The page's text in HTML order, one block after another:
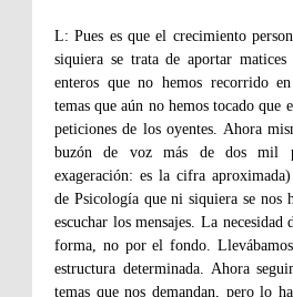
L: Pues es que el crecimiento
siquiera se trata de aportar
enteros que no hemos recorrido
temas que aún no hemos tocado que
peticiones de los oyentes. Ahora
buzón de voz más de dos mil
exageración: es la cifra
de Psicología que ni siquiera se nos
escuchar los mensajes. La
forma, no por el fondo.
estructura determinada. Ahora
temas que nos demandan, pero lo